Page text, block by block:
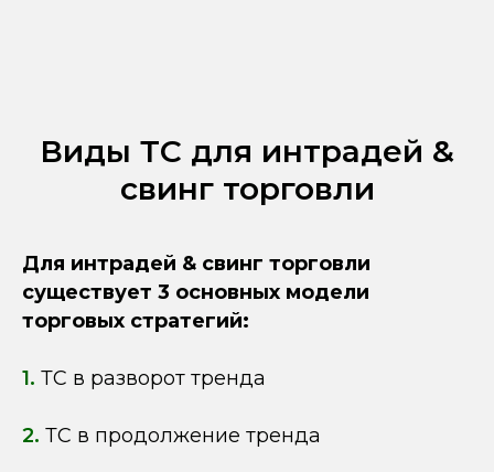
Виды ТС для интрадей &
свинг торговли
Для интрадей & свинг торговли
существует 3 основных модели
торговых стратегий:
1. ТС в разворот тренда
2. ТС в продолжение тренда